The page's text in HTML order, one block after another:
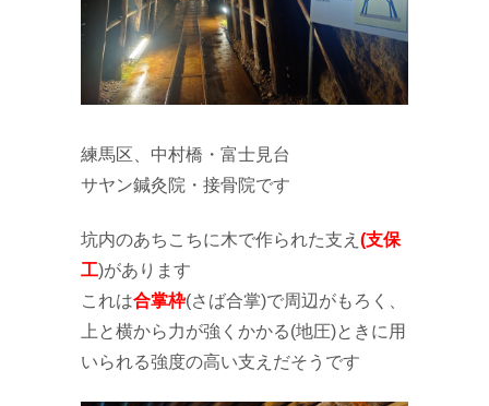
練馬区、中村橋・富士見台
サヤン鍼灸院・接骨院です
坑内のあちこちに木で作られた支え (支保
工)があります
これは合掌枠(さば合掌)で周辺がもろく、
上と横から力が強くかかる(地圧)ときに用
いられる強度の高い支えだそうです